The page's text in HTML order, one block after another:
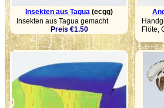
Insekten aus Tagua (ecgg)
Insekten aus Tagua gemacht
Preis €1.50
Flöte,